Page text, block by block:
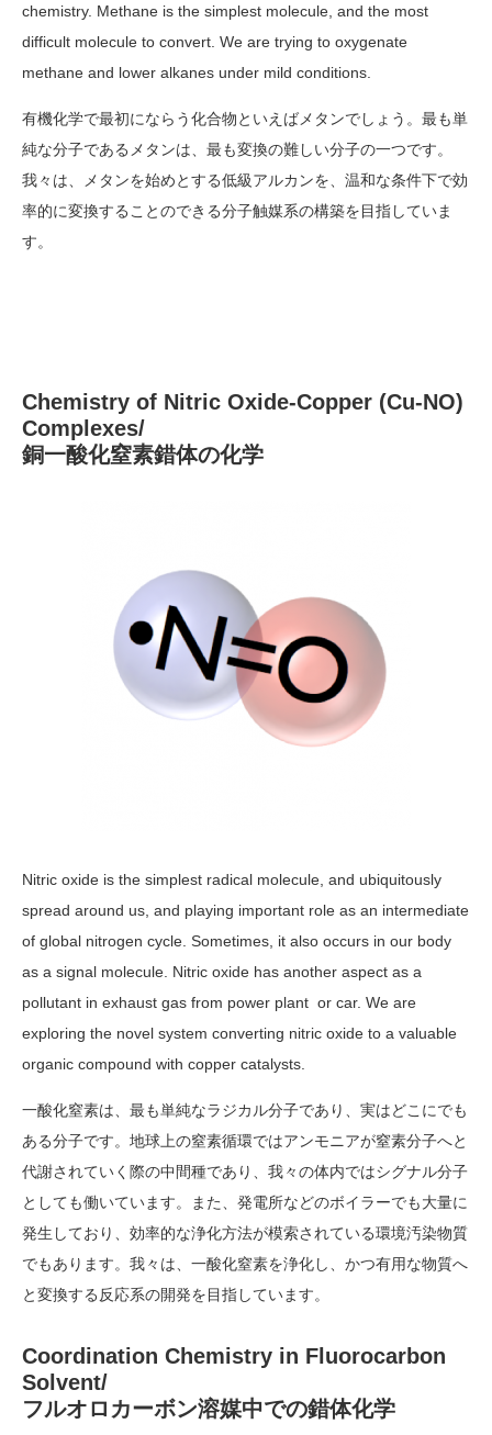
chemistry. Methane is the simplest molecule, and the most
difficult molecule to convert. We are trying to oxygenate
methane and lower alkanes under mild conditions.
有機化学で最初にならう化合物といえばメタンでしょう。最も単
純な分子であるメタンは、最も変換の難しい分子の一つです。
我々は、メタンを始めとする低級アルカンを、温和な条件下で効
率的に変換することのできる分子触媒系の構築を目指していま
す。
Chemistry of Nitric Oxide-Copper (Cu-NO)
Complexes/
銅一酸化窒素錯体の化学
Nitric oxide is the simplest radical molecule, and ubiquitously
spread around us, and playing important role as an intermediate
of global nitrogen cycle. Sometimes, it also occurs in our body
as a signal molecule. Nitric oxide has another aspect as a
pollutant in exhaust gas from power plant or car. We are
exploring the novel system converting nitric oxide to a valuable
organic compound with copper catalysts.
一酸化窒素は、最も単純なラジカル分子であり、実はどこにでも
ある分子です。地球上の窒素循環ではアンモニアが窒素分子へと
代謝されていく際の中間種であり、我々の体内ではシグナル分子
としても働いています。また、発電所などのボイラーでも大量に
発生しており、効率的な浄化方法が模索されている環境汚染物質
でもあります。我々は、一酸化窒素を浄化し、かつ有用な物質へ
と変換する反応系の開発を目指しています。
Coordination Chemistry in Fluorocarbon
Solvent/
フルオロカーボン溶媒中での錯体化学